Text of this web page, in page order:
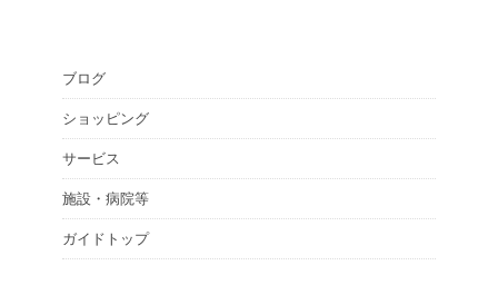
ブログ
ショッピング
サービス
施設・病院等
ガイドトップ